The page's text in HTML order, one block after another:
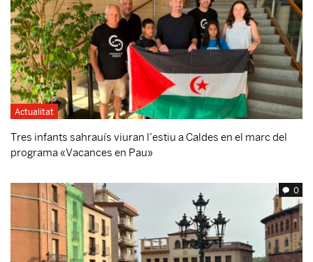
Actualitat
Tres infants sahrauís viuran l’estiu a Caldes en el marc del
programa «Vacances en Pau»
0